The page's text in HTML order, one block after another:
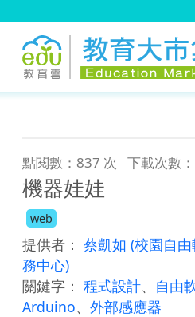
點閱數：837 次 下載次數
機器娃娃
web
提供者： 蔡凱如 (校園自
務中心)
關鍵字： 程式設計、 自由
Arduino、 外部感應器